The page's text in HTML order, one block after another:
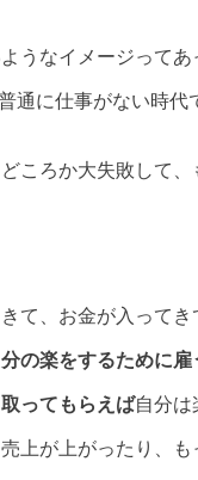
うなイメージってあ
通に仕事がない時
ころか大失敗して、
て、お金が入って
の楽をするために雇
ってもらえば自分は
上が上がったり、も